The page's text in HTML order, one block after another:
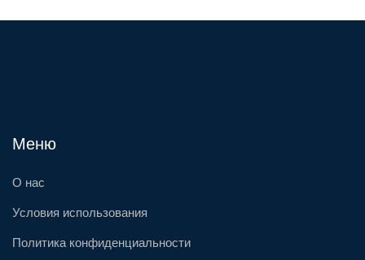
Меню
О нас
Условия использования
Политика конфиденциальности